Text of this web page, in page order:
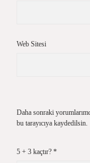
Web Sitesi
Daha sonraki
bu tarayıcıya kaydedilsin.
5 + 3 kaçtır? *